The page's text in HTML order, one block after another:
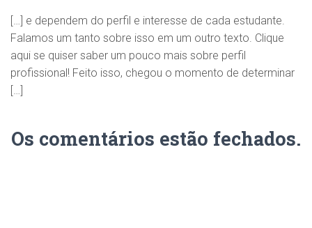
[…] e dependem do perfil e interesse de cada estudante.
Falamos um tanto sobre isso em um outro texto. Clique
aqui se quiser saber um pouco mais sobre perfil
profissional! Feito isso, chegou o momento de determinar
[…]
Os comentários estão fechados.